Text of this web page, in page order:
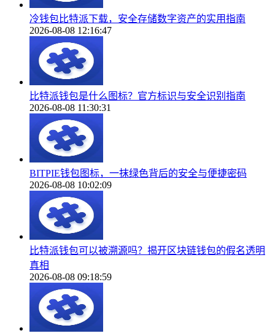
冷钱包比特派下载，安全存储数字资产的实用指南
2026-08-08 12:16:47
比特派钱包是什么图标？官方标识与安全识别指南
2026-08-08 11:30:31
BITPIE钱包图标，一抹绿色背后的安全与便捷密码
2026-08-08 10:02:09
比特派钱包可以被溯源吗？揭开区块链钱包的假名透明
真相
2026-08-08 09:18:59